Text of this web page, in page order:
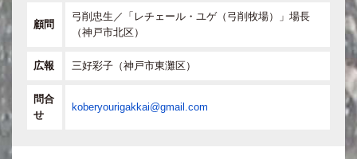
顧問
弓削忠生／「レチェール・ユゲ（弓削牧場）」場長
（神戸市北区）
広報 三好彩子（神戸市東灘区）
問合
せ
koberyourigakkai@gmail.com